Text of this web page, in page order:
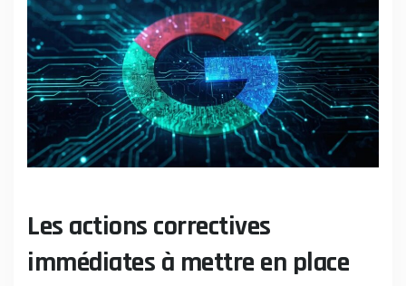
Les actions correctives
immédiates à mettre en place